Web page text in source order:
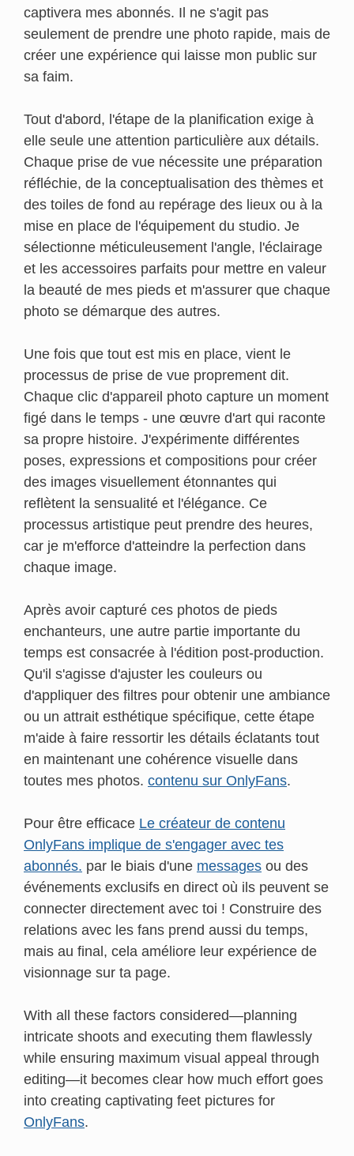
captivera mes abonnés. Il ne s'agit pas
seulement de prendre une photo rapide, mais de
créer une expérience qui laisse mon public sur
sa faim.
Tout d'abord, l'étape de la planification exige à
elle seule une attention particulière aux détails.
Chaque prise de vue nécessite une préparation
réfléchie, de la conceptualisation des thèmes et
des toiles de fond au repérage des lieux ou à la
mise en place de l'équipement du studio. Je
sélectionne méticuleusement l'angle, l'éclairage
et les accessoires parfaits pour mettre en valeur
la beauté de mes pieds et m'assurer que chaque
photo se démarque des autres.
Une fois que tout est mis en place, vient le
processus de prise de vue proprement dit.
Chaque clic d'appareil photo capture un moment
figé dans le temps - une œuvre d'art qui raconte
sa propre histoire. J'expérimente différentes
poses, expressions et compositions pour créer
des images visuellement étonnantes qui
reflètent la sensualité et l'élégance. Ce
processus artistique peut prendre des heures,
car je m'efforce d'atteindre la perfection dans
chaque image.
Après avoir capturé ces photos de pieds
enchanteurs, une autre partie importante du
temps est consacrée à l'édition post-production.
Qu'il s'agisse d'ajuster les couleurs ou
d'appliquer des filtres pour obtenir une ambiance
ou un attrait esthétique spécifique, cette étape
m'aide à faire ressortir les détails éclatants tout
en maintenant une cohérence visuelle dans
toutes mes photos. contenu sur OnlyFans.
Pour être efficace Le créateur de contenu
OnlyFans implique de s'engager avec tes
abonnés. par le biais d'une messages ou des
événements exclusifs en direct où ils peuvent se
connecter directement avec toi ! Construire des
relations avec les fans prend aussi du temps,
mais au final, cela améliore leur expérience de
visionnage sur ta page.
With all these factors considered—planning
intricate shoots and executing them flawlessly
while ensuring maximum visual appeal through
editing—it becomes clear how much effort goes
into creating captivating feet pictures for
OnlyFans.